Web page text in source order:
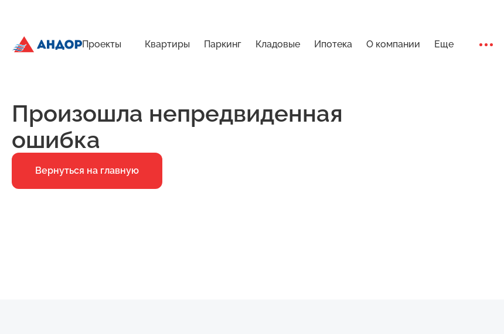
Проекты Квартиры Паркинг Кладовые Ипотека О компании Еще
Произошла непредвиденная
ошибка
Вернуться на главную